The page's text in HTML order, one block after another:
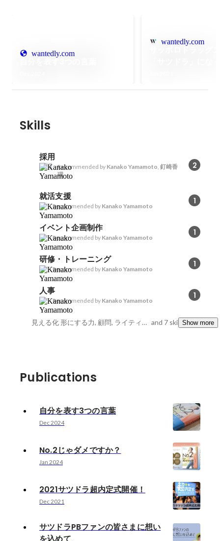
wantedly.com
wantedly.com
Skills
採用
2
Recommended by Kanako Yamamoto, 釘崎香
理
就活支援 1
Recommended by Kanako Yamamoto
イベント企画制作 1
Recommended by Kanako Yamamoto
研修・トレーニング 1
Recommended by Kanako Yamamoto
人事 1
Recommended by Kanako Yamamoto
見える化 形にする力, 顧問, ライティング and 7 skillsShow more
Publications
自分を表す3つの言葉
Dec 2024
No.2じゃダメですか？
Jan 2024
2021サツドラ超内定式開催！
Dec 2021
サツドラPBファンの皆さまに想い